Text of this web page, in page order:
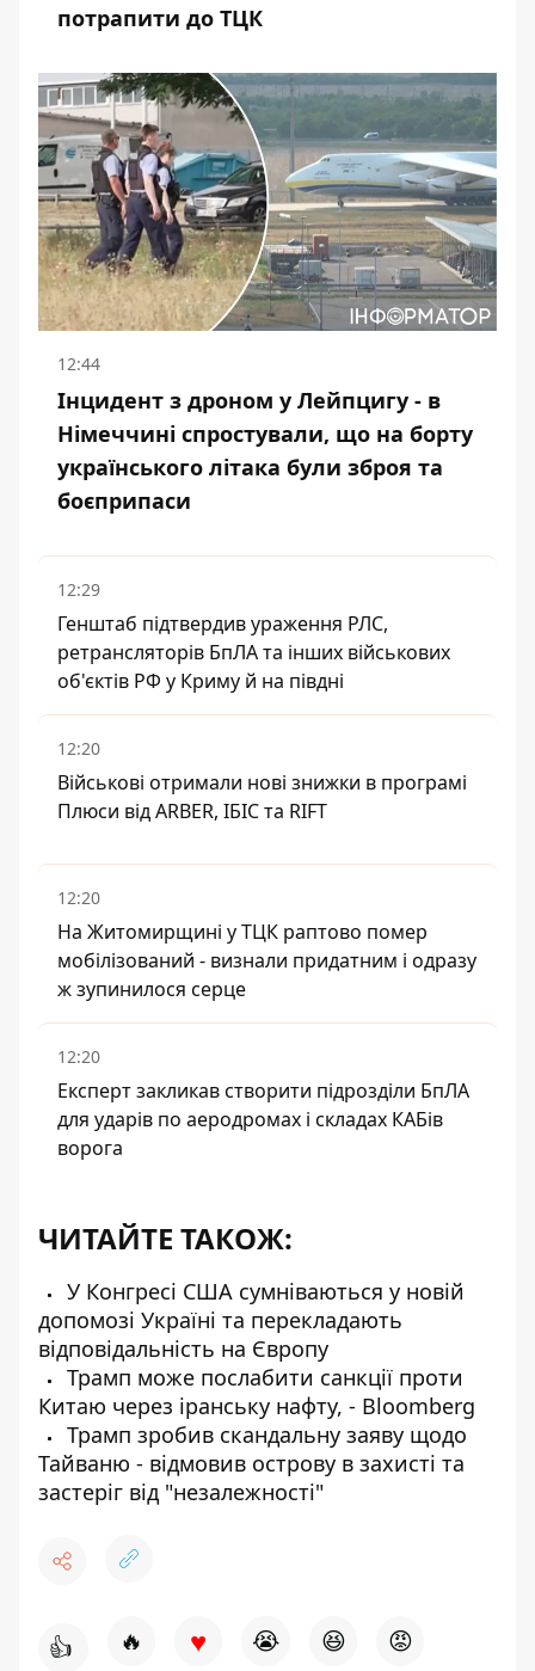
потрапити до ТЦК
12:44
Інцидент з дроном у Лейпцигу - в
Німеччині спростували, що на борту
українського літака були зброя та
боєприпаси
12:29
Генштаб підтвердив ураження РЛС,
ретрансляторів БпЛА та інших військових
об'єктів РФ у Криму й на півдні
12:20
Військові отримали нові знижки в програмі
Плюси від ARBER, ІБІС та RIFT
12:20
На Житомирщині у ТЦК раптово помер
мобілізований - визнали придатним і одразу
ж зупинилося серце
12:20
Експерт закликав створити підрозділи БпЛА
для ударів по аеродромах і складах КАБів
ворога
ЧИТАЙТЕ ТАКОЖ:
У Конгресі США сумніваються у новій
допомозі Україні та перекладають
відповідальність на Європу
Трамп може послабити санкції проти
Китаю через іранську нафту, - Bloomberg
Трамп зробив скандальну заяву щодо
Тайваню - відмовив острову в захисті та
застеріг від "незалежності"
👍 🔥 ♥ 😭 😆 😡